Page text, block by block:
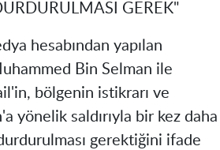
GEREK"
hesabından yapılan
Bin Selman ile
bölgenin istikrarı ve
yönelik saldırıyla bir kez daha
gerektiğini ifade